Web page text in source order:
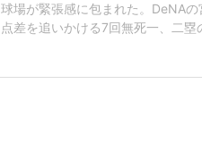
球場が緊張感に包まれた。DeNA
点差を追いかける7回無死一、二
じた155キロ直球が顔面付近へ。
ヘルメットを叩きつけた。「熱く